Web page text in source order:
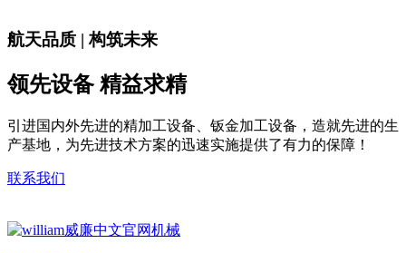
航天品质 | 构筑未来
领先设备 精益求精
引进国内外先进的精加工设备、钣金加工设备，造就先进的生
产基地，为先进技术方案的迅速实施提供了有力的保障！
联系我们